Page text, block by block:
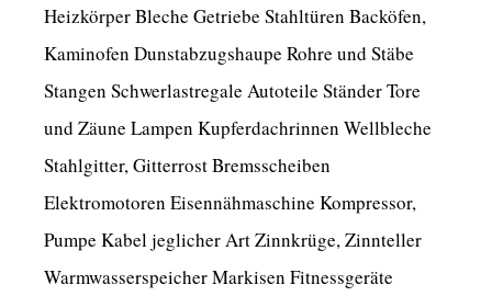
Heizkörper Bleche Getriebe Stahltüren Backöfen,
Kaminofen Dunstabzugshaupe Rohre und Stäbe
Stangen Schwerlastregale Autoteile Ständer Tore
und Zäune Lampen Kupferdachrinnen Wellbleche
Stahlgitter, Gitterrost Bremsscheiben
Elektromotoren Eisennähmaschine Kompressor,
Pumpe Kabel jeglicher Art Zinnkrüge, Zinnteller
Warmwasserspeicher Markisen Fitnessgeräte